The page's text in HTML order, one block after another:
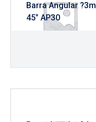
Barra Angular ?3m
45° AP30